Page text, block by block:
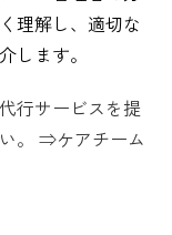
理解し、適切な
します。
行サービスを提
。 ⇒ケアチーム